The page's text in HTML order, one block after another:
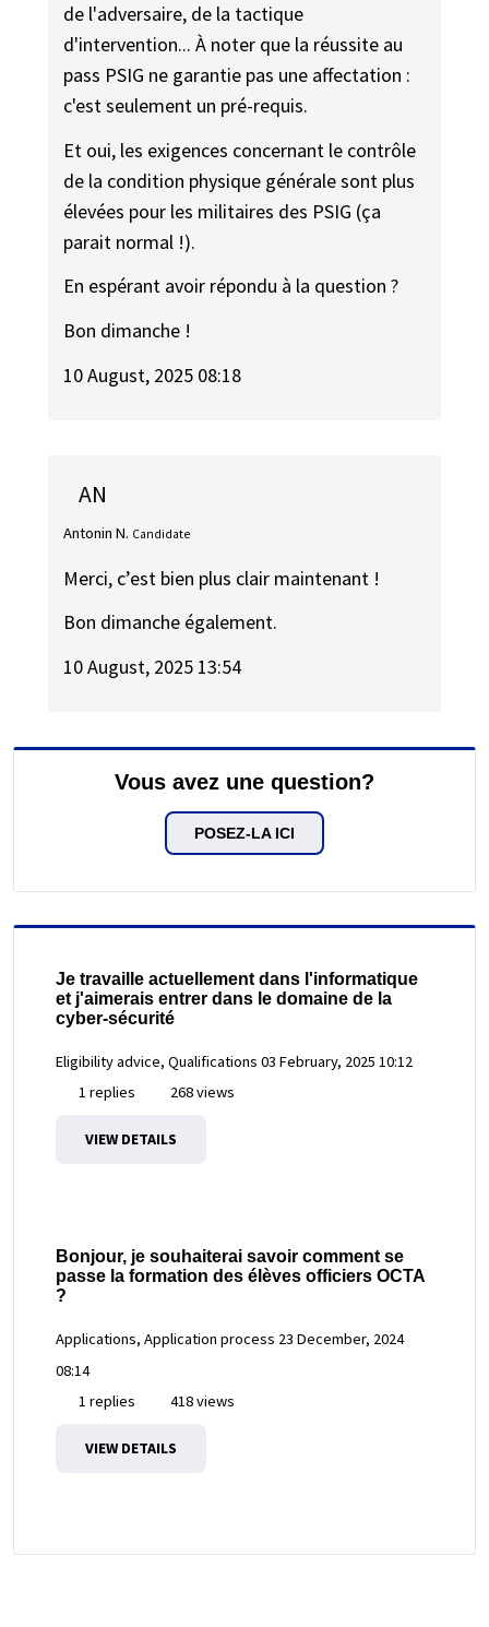
de l'adversaire, de la tactique
d'intervention... À noter que la réussite au
pass PSIG ne garantie pas une affectation :
c'est seulement un pré-requis.
Et oui, les exigences concernant le contrôle
de la condition physique générale sont plus
élevées pour les militaires des PSIG (ça
parait normal !).
En espérant avoir répondu à la question ?
Bon dimanche !
10 August, 2025 08:18
AN
Antonin N. Candidate
Merci, c’est bien plus clair maintenant !
Bon dimanche également.
10 August, 2025 13:54
Vous avez une question?
POSEZ-LA ICI
Je travaille actuellement dans l'informatique
et j'aimerais entrer dans le domaine de la
cyber-sécurité
Eligibility advice, Qualifications 03 February, 2025 10:12
1 replies
268 views
VIEW DETAILS
Bonjour, je souhaiterai savoir comment se
passe la formation des élèves officiers OCTA
?
Applications, Application process 23 December, 2024
08:14
1 replies
418 views
VIEW DETAILS